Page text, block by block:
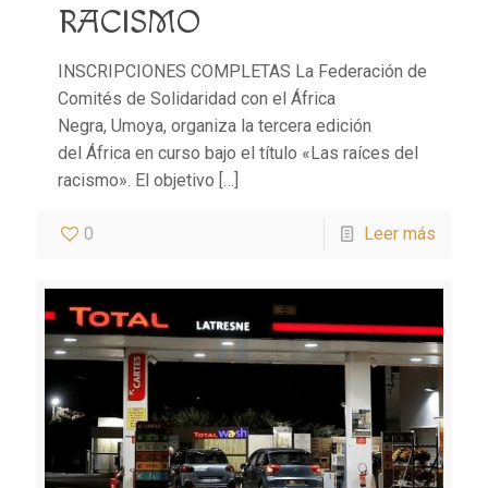
RACISMO
INSCRIPCIONES COMPLETAS La Federación de
Comités de Solidaridad con el África
Negra, Umoya, organiza la tercera edición
del África en curso bajo el título «Las raíces del
racismo». El objetivo […]
0 Leer más